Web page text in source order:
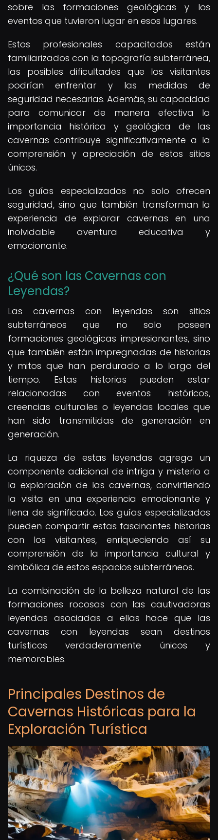
sobre las formaciones geológicas y los
eventos que tuvieron lugar en esos lugares.
Estos profesionales capacitados están
familiarizados con la topografía subterránea,
las posibles dificultades que los visitantes
podrían enfrentar y las medidas de
seguridad necesarias. Además, su capacidad
para comunicar de manera efectiva la
importancia histórica y geológica de las
cavernas contribuye significativamente a la
comprensión y apreciación de estos sitios
únicos.
Los guías especializados no solo ofrecen
seguridad, sino que también transforman la
experiencia de explorar cavernas en una
inolvidable aventura educativa y
emocionante.
¿Qué son las Cavernas con
Leyendas?
Las cavernas con leyendas son sitios
subterráneos que no solo poseen
formaciones geológicas impresionantes, sino
que también están impregnadas de historias
y mitos que han perdurado a lo largo del
tiempo. Estas historias pueden estar
relacionadas con eventos históricos,
creencias culturales o leyendas locales que
han sido transmitidas de generación en
generación.
La riqueza de estas leyendas agrega un
componente adicional de intriga y misterio a
la exploración de las cavernas, convirtiendo
la visita en una experiencia emocionante y
llena de significado. Los guías especializados
pueden compartir estas fascinantes historias
con los visitantes, enriqueciendo así su
comprensión de la importancia cultural y
simbólica de estos espacios subterráneos.
La combinación de la belleza natural de las
formaciones rocosas con las cautivadoras
leyendas asociadas a ellas hace que las
cavernas con leyendas sean destinos
turísticos verdaderamente únicos y
memorables.
Principales Destinos de
Cavernas Históricas para la
Exploración Turística